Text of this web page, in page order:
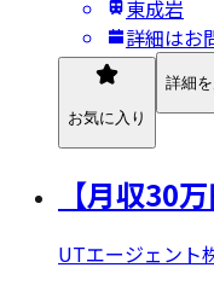
東成岩
詳細はお
お気に入り
詳細
【月収30
UTエージェント